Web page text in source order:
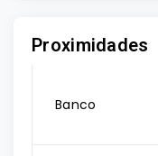
Proximidades
Banco